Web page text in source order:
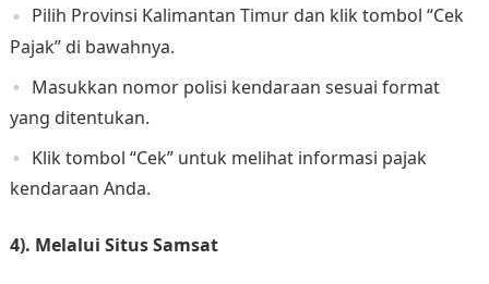
Pilih Provinsi Kalimantan Timur dan klik tombol “Cek
Pajak” di bawahnya.
Masukkan nomor polisi kendaraan sesuai format
yang ditentukan.
Klik tombol “Cek” untuk melihat informasi pajak
kendaraan Anda.
4). Melalui Situs Samsat